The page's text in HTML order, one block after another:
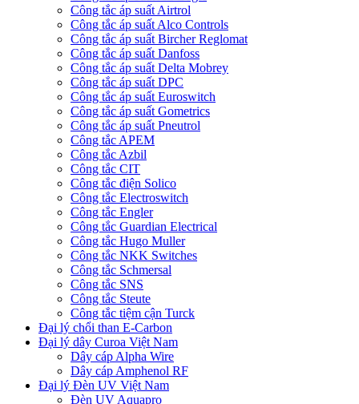
Công tắc áp suất Airtrol
Công tắc áp suất Alco Controls
Công tắc áp suất Bircher Reglomat
Công tắc áp suất Danfoss
Công tắc áp suất Delta Mobrey
Công tắc áp suất DPC
Công tắc áp suất Euroswitch
Công tắc áp suất Gometrics
Công tắc áp suất Pneutrol
Công tắc APEM
Công tắc Azbil
Công tắc CIT
Công tắc điện Solico
Công tắc Electroswitch
Công tắc Engler
Công tắc Guardian Electrical
Công tắc Hugo Muller
Công tắc NKK Switches
Công tắc Schmersal
Công tắc SNS
Công tắc Steute
Công tắc tiệm cận Turck
Đại lý chổi than E-Carbon
Đại lý dây Curoa Việt Nam
Dây cáp Alpha Wire
Dây cáp Amphenol RF
Đại lý Đèn UV Việt Nam
Đèn UV Aquapro